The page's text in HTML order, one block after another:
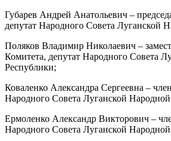
Губарев Андрей Анатольевич –
депутат Народного Совета Луганской
Поляков Владимир Николаевич –
Комитета, депутат Народного Совета
Республики;
Коваленко Александра Сергеевна –
Народного Совета Луганской
Ермоленко Александр Викторович –
Народного Совета Луганской